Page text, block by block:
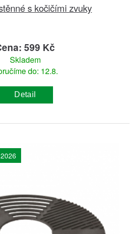
s kočičími zvuky
599 Kč
Skladem
do: 12.8.
Detail